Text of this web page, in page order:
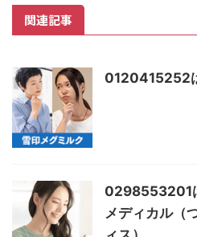
関連記事
0120415252
0298553201
メディカル（